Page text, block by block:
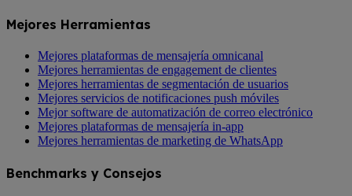
Mejores Herramientas
Mejores plataformas de mensajería omnicanal
Mejores herramientas de engagement de clientes
Mejores herramientas de segmentación de usuarios
Mejores servicios de notificaciones push móviles
Mejor software de automatización de correo electrónico
Mejores plataformas de mensajería in-app
Mejores herramientas de marketing de WhatsApp
Benchmarks y Consejos